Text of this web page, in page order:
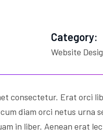
Category:
Website
consectetur. Erat orci
diam orci netus urna
in liber. Aenean erat